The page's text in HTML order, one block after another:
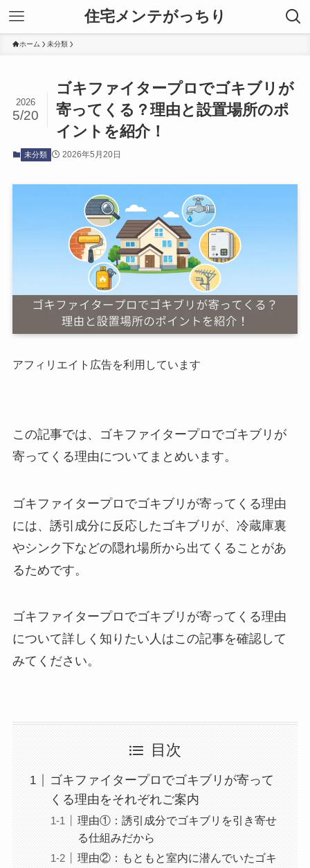
住宅メンテがっちり
ホーム 未分類
ゴキファイタープロでゴキブリが
寄ってくる？理由と設置場所のポ
イントを紹介！
2026
5/20
未分類 2026年5月20日
アフィリエイト広告を利用しています
この記事では、ゴキファイタープロでゴキブリが
寄ってくる理由についてまとめいます。
ゴキファイタープロでゴキブリが寄ってくる理由
には、誘引成分に反応したゴキブリが、冷蔵庫裏
やシンク下などの隠れ場所から出てくることがあ
るためです。
ゴキファイタープロでゴキブリが寄ってくる理由
について詳しく知りたい人はこの記事を確認して
みてください。
目次
ゴキファイタープロでゴキブリが寄って
くる理由をそれぞれご案内
理由①：誘引成分でゴキブリを引き寄せ
る仕組みだから
理由②：もともと室内に潜んでいたゴキ